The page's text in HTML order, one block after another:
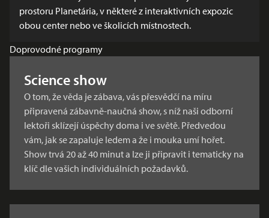
prostoru Planetária, v některé z interaktivních expozic
obou center nebo ve školicích místnostech.
Doprovodné programy
Science show
O tom, že věda je zábava, vás přesvědčí na míru
připravená zábavně-naučná show, s níž naši odborní
lektoři sklízejí úspěchy doma i ve světě. Předvedou
vám, jak se zapaluje ledem a že i mouka umí hořet.
Show trvá 20 až 40 minut a lze ji připravit i tematicky na
klíč dle vašich individuálních požadavků.